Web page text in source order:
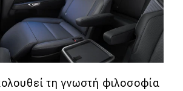
τη γνωστή φιλοσοφία